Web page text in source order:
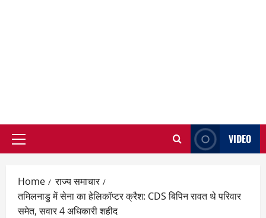
Primary
VIDEO
Home
राज्य समाचार
तमिलनाडु में सेना का हेलिकॉप्टर क्रैश: CDS बिपिन रावत थे परिवार
समेत, सवार 4 अधिकारी शहीद